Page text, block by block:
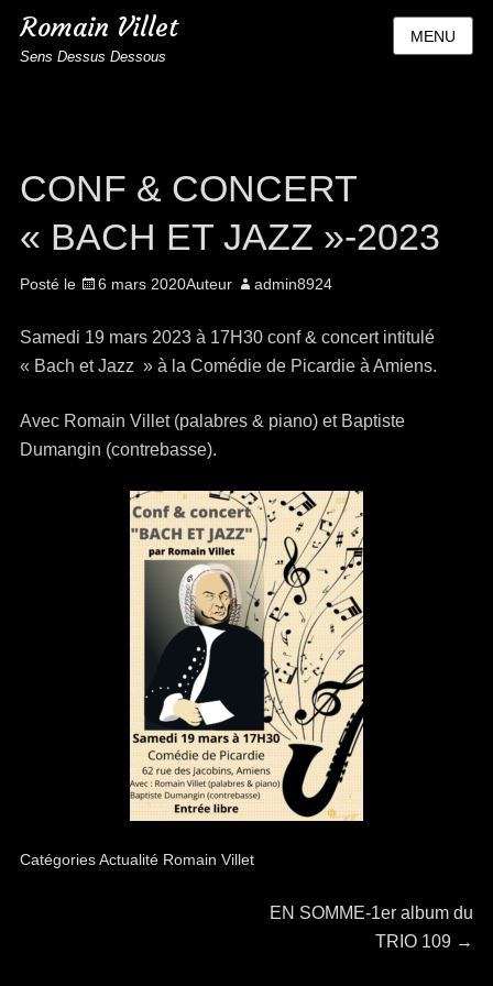
Romain Villet
Sens Dessus Dessous
MENU
CONF & CONCERT
« BACH ET JAZZ »-2023
Posté le 6 mars 2020Auteur admin8924
Samedi 19 mars 2023 à 17H30 conf & concert intitulé
« Bach et Jazz » à la Comédie de Picardie à Amiens.
Avec Romain Villet (palabres & piano) et Baptiste
Dumangin (contrebasse).
CatégoriesActualité Romain Villet
Article
EN SOMME-1er album du
TRIO 109 →